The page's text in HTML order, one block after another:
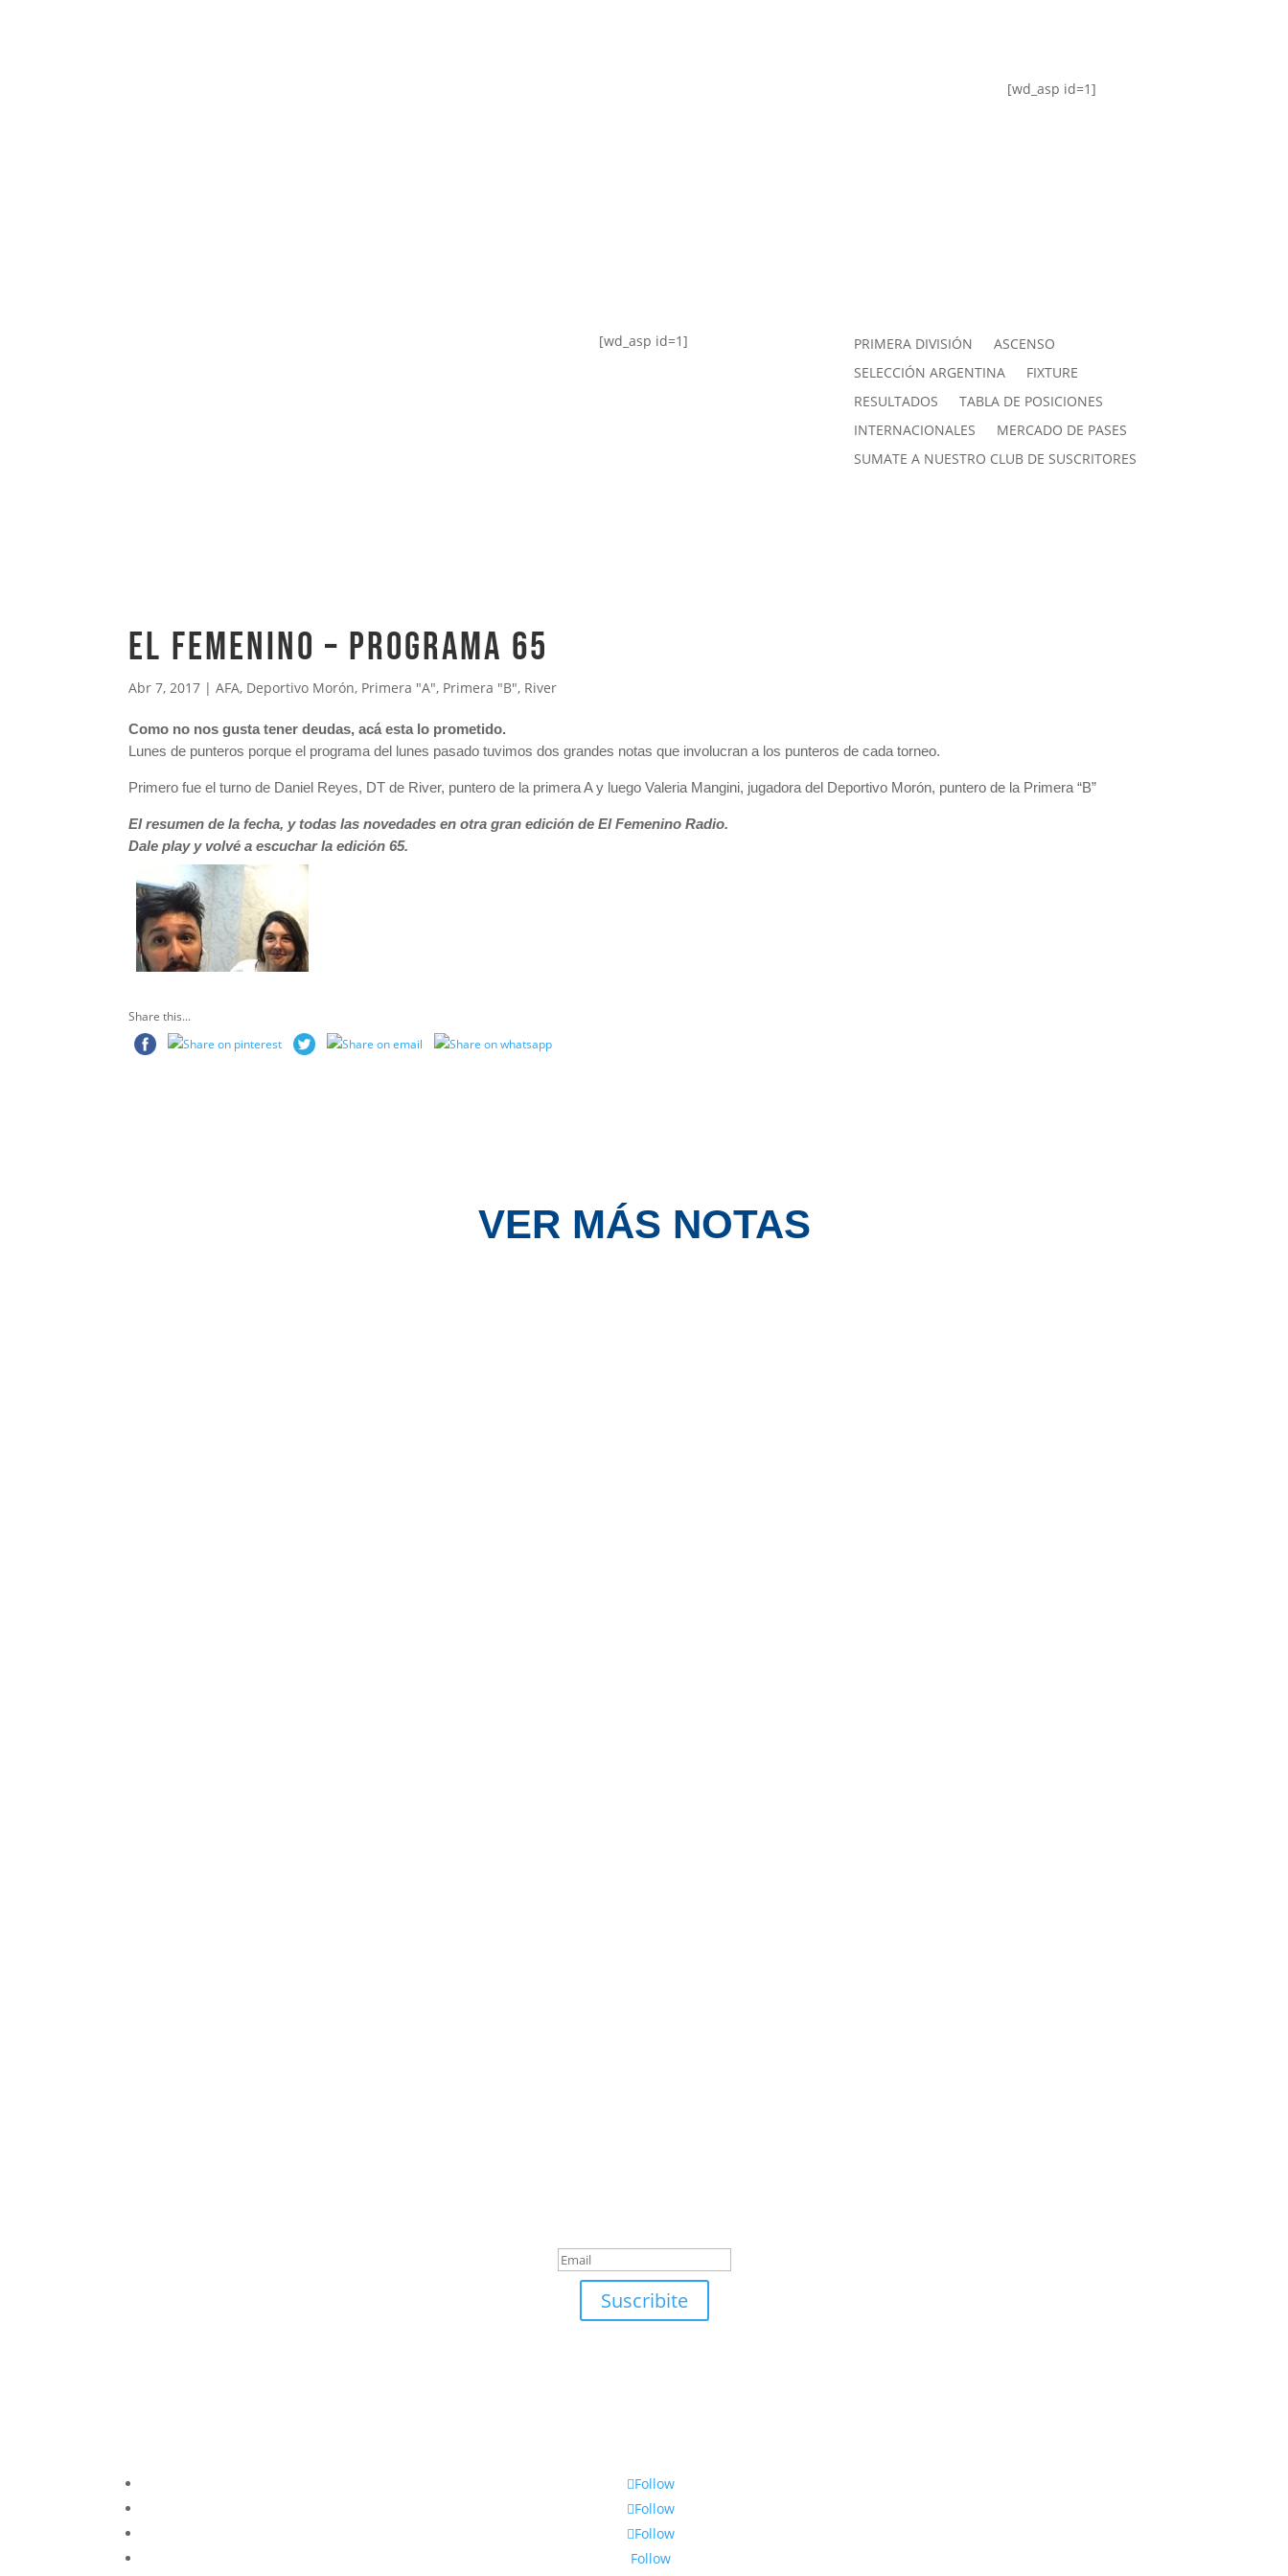
[wd_asp id=1]
[wd_asp id=1] PRIMERA DIVISIÓN
ASCENSO
SELECCIÓN ARGENTINA
FIXTURE
RESULTADOS
TABLA DE POSICIONES
INTERNACIONALES
MERCADO DE PASES
SUMATE A NUESTRO CLUB DE SUSCRITORES
El Femenino – Programa 65
Abr 7, 2017 |AFA, Deportivo Morón, Primera "A", Primera "B", River
Como no nos gusta tener deudas, acá esta lo prometido.
Lunes de punteros porque el programa del lunes pasado tuvimos dos grandes notas que involucran a los punteros de cada torneo.
Primero fue el turno de Daniel Reyes, DT de River, puntero de la primera A y luego Valeria Mangini, jugadora del Deportivo Morón, puntero de la Primera “B”
El resumen de la fecha, y todas las novedades en otra gran edición de El Femenino Radio.
Dale play y volvé a escuchar la edición 65.
Share this...
VER MÁS NOTAS
Suscribite
Follow
Follow
Follow
Follow